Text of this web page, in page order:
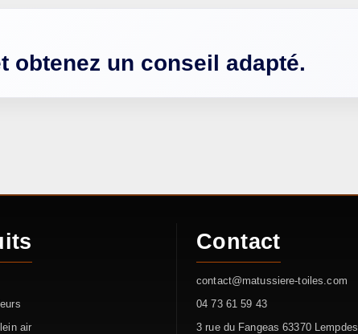
obtenez un conseil adapté.
air
Contact
contact@matussiere-toiles.com
04 73 61 59 43
3 rue du Fangeas 63370 Lempdes